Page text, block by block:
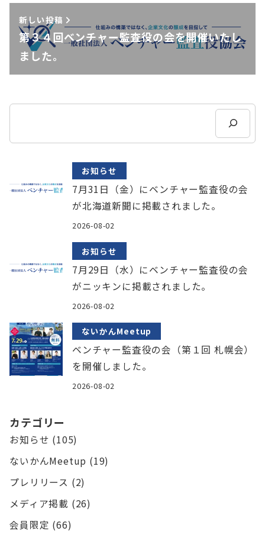
新しい投稿
第３４回ベンチャー監査役の会を開催いたし
ました。
お知らせ
7月31日（金）にベンチャー監査役の会
が北海道新聞に掲載されました。
2026-08-02
お知らせ
7月29日（水）にベンチャー監査役の会
がニッキンに掲載されました。
2026-08-02
ないかんMeetup
ベンチャー監査役の会（第１回 札幌会）
を開催しました。
2026-08-02
カテゴリー
お知らせ (105)
ないかんMeetup (19)
プレリリース (2)
メディア掲載 (26)
会員限定 (66)